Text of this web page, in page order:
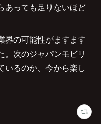
あっても足りないほど
界の可能性がますます
。次のジャパンモビリ
いるのか、今から楽し